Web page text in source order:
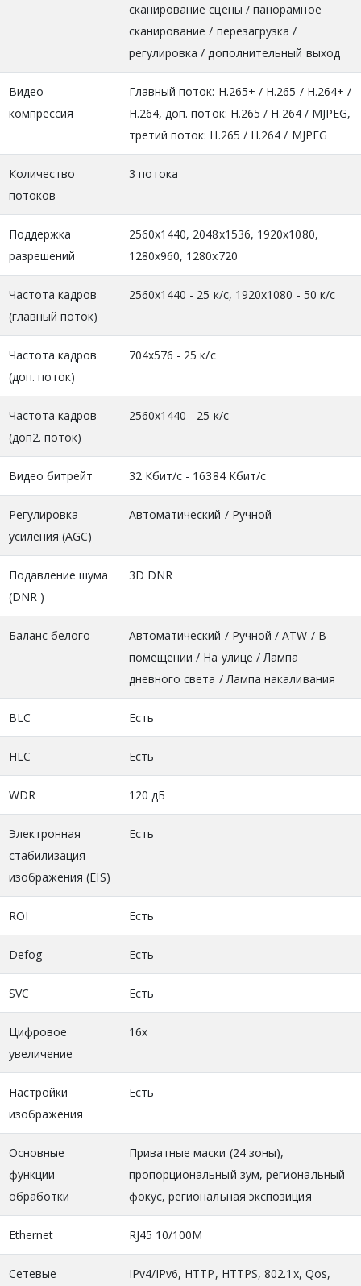
сканирование сцены / панорамное
сканирование / перезагрузка /
регулировка / дополнительный выход
Видео
компрессия
Главный поток: H.265+ / H.265 / H.264+ /
H.264, доп. поток: H.265 / H.264 / MJPEG,
третий поток: H.265 / H.264 / MJPEG
Количество
потоков
3 потока
Поддержка
разрешений
2560x1440, 2048x1536, 1920x1080,
1280x960, 1280x720
Частота кадров
(главный поток)
2560x1440 - 25 к/с, 1920x1080 - 50 к/с
Частота кадров
(доп. поток)
704х576 - 25 к/с
Частота кадров
(доп2. поток)
2560x1440 - 25 к/с
Видео битрейт 32 Кбит/с - 16384 Кбит/с
Регулировка
усиления (AGC)
Автоматический / Ручной
Подавление шума
(DNR )
3D DNR
Баланс белого
Автоматический / Ручной / ATW / В
помещении / На улице / Лампа
дневного света / Лампа накаливания
BLC Есть
HLC Есть
WDR 120 дБ
Электронная
стабилизация
изображения (EIS)
Есть
ROI Есть
Defog Есть
SVC Есть
Цифровое
увеличение
16х
Настройки
изображения
Есть
Основные
функции
обработки
Приватные маски (24 зоны),
пропорциональный зум, региональный
фокус, региональная экспозиция
Ethernet RJ45 10/100M
Сетевые
IPv4/IPv6, HTTP, HTTPS, 802.1x, Qos,